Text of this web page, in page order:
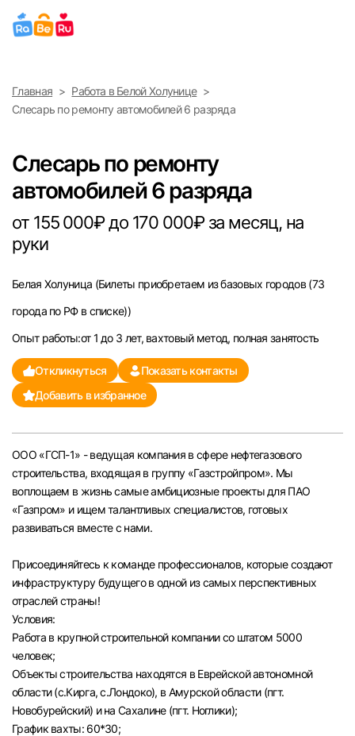
Найти работу Найти сотрудника
Выберите город
Санкт-Петербург
Екатеринбург
Саратов
Казань
Челябинск
Самара
Оренбург
Ульяновск
Курган
Уфа
Главная
Работа в Белой Холунице
Слесарь по ремонту автомобилей 6 разряда
Слесарь по ремонту
автомобилей 6 разряда
от 155 000₽ до 170 000₽ за месяц, на
руки
Белая Холуница (Билеты приобретаем из базовых городов (73
города по РФ в списке))
Опыт работы:от 1 до 3 лет, вахтовый метод, полная занятость
Откликнуться
Показать контакты
Добавить в избранное
ООО «ГСП-1» - ведущая компания в сфере нефтегазового
строительства, входящая в группу «Газстройпром». Мы
воплощаем в жизнь самые амбициозные проекты для ПАО
«Газпром» и ищем талантливых специалистов, готовых
развиваться вместе с нами.
Присоединяйтесь к команде профессионалов, которые создают
инфраструктуру будущего в одной из самых перспективных
отраслей страны!
Условия:
Работа в крупной строительной компании со штатом 5000
человек;
Объекты строительства находятся в Еврейской автономной
области (с.Кирга, с.Лондоко), в Амурской области (пгт.
Новобурейский) и на Сахалине (пгт. Ноглики);
График вахты: 60*30;